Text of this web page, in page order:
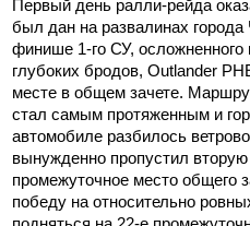
Первый день ралли-рейда
был дан на развалинах
финише 1-го СУ,
глубоких бродов, Outlander
месте в общем зачете.
стал самым протяженным и
автомобиле разбилось
вынужденно пропустил
промежуточное место общего
победу на относительно